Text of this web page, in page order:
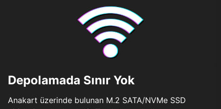
Depolamada Sınır Yok
Anakart üzerinde bulunan M.2 SATA/NVMe SSD